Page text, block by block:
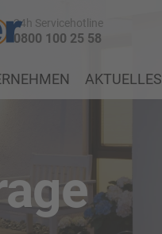
24h Servicehotline
0800 100 25 58
AKTUELLES